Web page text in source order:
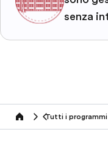
senza
home Tutti i programmi